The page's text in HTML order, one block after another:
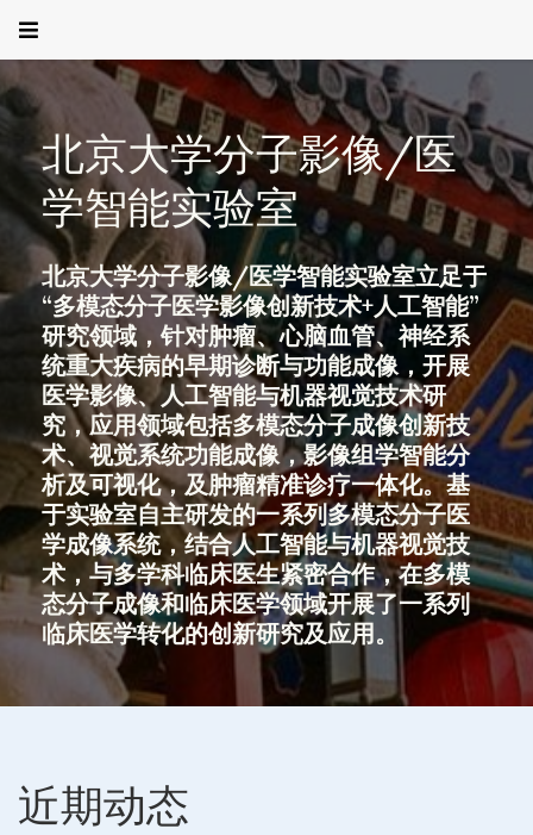
北京大学分子影像/医
学智能实验室
北京大学分子影像/医学智能实验室立足于
“多模态分子医学影像创新技术+人工智能”
研究领域，针对肿瘤、心脑血管、神经系
统重大疾病的早期诊断与功能成像，开展
医学影像、人工智能与机器视觉技术研
究，应用领域包括多模态分子成像创新技
术、视觉系统功能成像，影像组学智能分
析及可视化，及肿瘤精准诊疗一体化。基
于实验室自主研发的一系列多模态分子医
学成像系统，结合人工智能与机器视觉技
术，与多学科临床医生紧密合作，在多模
态分子成像和临床医学领域开展了一系列
临床医学转化的创新研究及应用。
近期动态